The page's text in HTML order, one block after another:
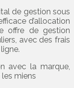
de gestion sous
d’allocation
offre de gestion
avec des frais
avec la marque,
miens